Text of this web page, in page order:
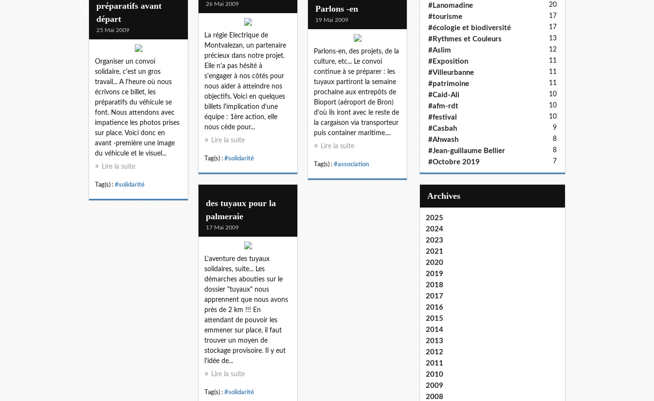
26 Mai 2009
La régie Electrique de
Montvalezan, un partenaire
précieux dans notre projet.
Elle n'a pas hésité à
s'engager à nos côtés pour
nous aider à atteindre nos
objectifs. Voici en quelques
billets l'implication d'une
équipe : 1ère action, elle
nous cède pour...
Lire la suite
Tag(s) : #solidarité
préparatifs avant
départ
25 Mai 2009
Organiser un convoi
solidaire, c'est un gros
travail... A l'heure où nous
écrivons ce billet, les
préparatifs du véhicule se
font. Nous attendons avec
impatience les photos prises
sur place. Voici donc en
avant -première une image
du véhicule et le visuel...
Lire la suite
Tag(s) : #solidarité
Parlons -en
19 Mai 2009
Parlons-en, des projets, de la
culture, etc... Le convoi
continue à se préparer : les
tuyaux partiront la semaine
prochaine aux entrepôts de
Bioport (aéroport de Bron)
d'où ils iront avec le reste de
la cargaison via transporteur
puis container maritime....
Lire la suite
Tag(s) : #association
des tuyaux pour la
palmeraie
17 Mai 2009
L'aventure des tuyaux
solidaires, suite... Les
démarches abouties sur le
dossier "tuyaux" nous
apprennent que nous avons
près de 2 km !!! En
attendant de pouvoir les
emmener sur place, il faut
trouver un moyen de
stockage provisoire. Il y eut
l'idée de...
Lire la suite
Tag(s) : #solidarité
#Lanomadine 20
#tourisme 17
#écologie et biodiversité 17
#Rythmes et Couleurs 13
#Aslim 12
#Exposition 11
#Villeurbanne 11
#patrimoine 11
#Caid-Ali 10
#afm-rdt 10
#festival 10
#Casbah 9
#Ahwash 8
#Jean-guillaume Bellier 8
#Octobre 2019 7
Archives
2025
2024
2023
2021
2020
2019
2018
2017
2016
2015
2014
2013
2012
2011
2010
2009
2008